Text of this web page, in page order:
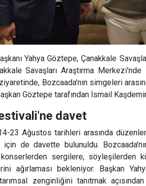
Yahya Göztepe, Çanakkale
Savaşları Araştırma
Bozcaada'nın simgeleri
Göztepe tarafından İsmail
davet
23 Ağustos tarihleri arasında
de davette bulunuldu.
sergilere, söyleşilerden
ağırlaması bekleniyor. Başkan
zenginliğini tanıtmak